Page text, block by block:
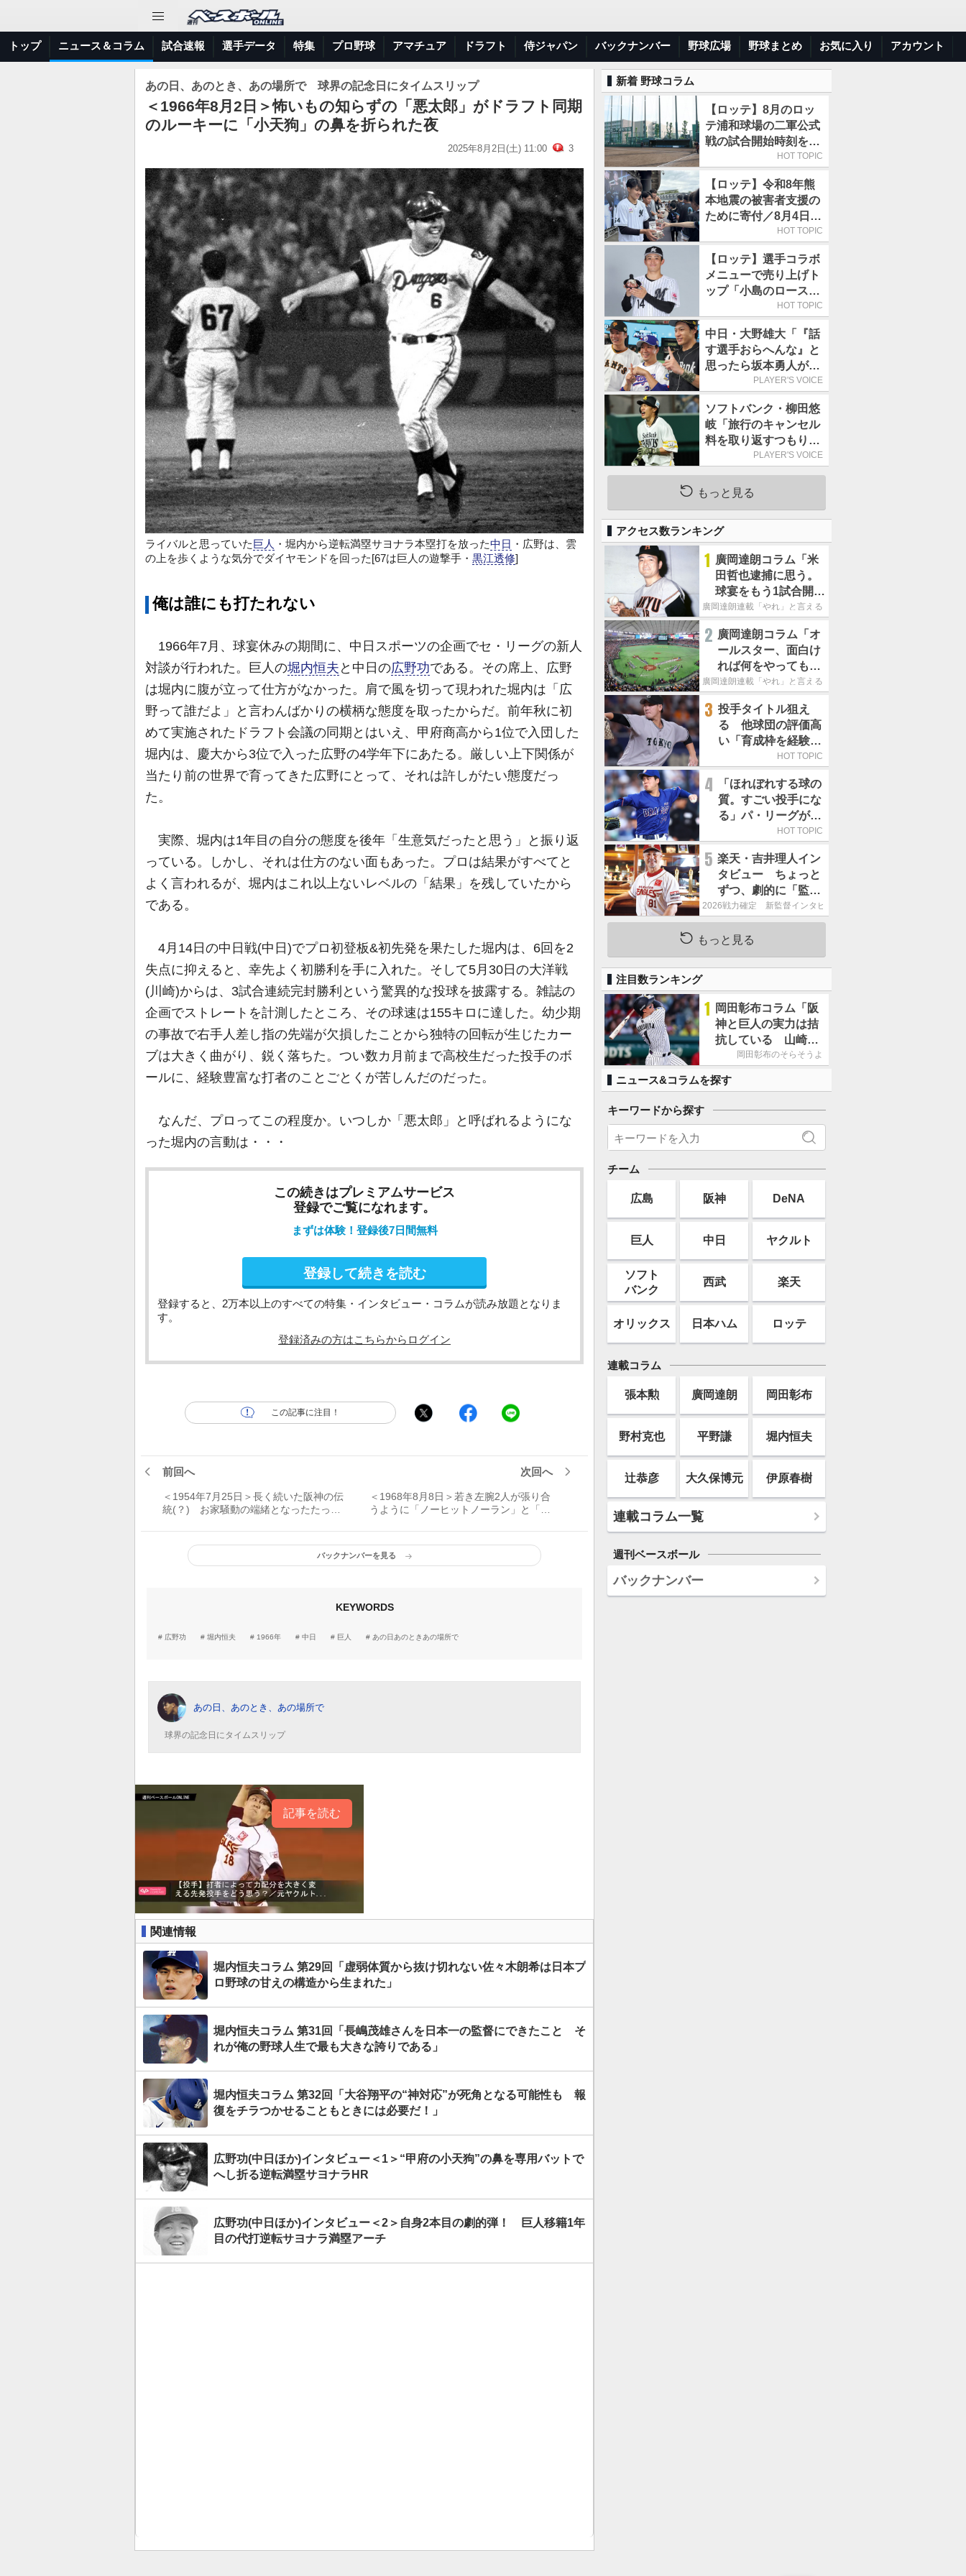
トップ ニュース＆コラム 試合速報 選手データ 特集 プロ野球 アマチュア ドラフト 侍ジャパン バックナンバー 野球広場 野球まとめ お気に入り アカウント
あの日、あのとき、あの場所で 球界の記念日にタイムスリップ
＜1966年8月2日＞怖いもの知らずの「悪太郎」がドラフト同期
のルーキーに「小天狗」の鼻を折られた夜
2025年8月2日(土) 11:00 3
ライバルと思っていた 巨人 ・堀内から逆転満塁サヨナラ本塁打を放った中日 ・広野は、雲
の上を歩くような気分でダイヤモンドを回った[67は巨人の遊撃手・ 黒江透修]
俺は誰にも打たれない
1966年7月、球宴休みの期間に、中日スポーツの企画でセ・リーグの新人
対談が行われた。巨人の堀内恒夫 と中日の広野功である。その席上、広野
は堀内に腹が立って仕方がなかった。肩で風を切って現われた堀内は「広
野って誰だよ」と言わんばかりの横柄な態度を取ったからだ。前年秋に初
めて実施されたドラフト会議の同期とはいえ、甲府商高から1位で入団した
堀内は、慶大から3位で入った広野の4学年下にあたる。厳しい上下関係が
当たり前の世界で育ってきた広野にとって、それは許しがたい態度だっ
た。
実際、堀内は1年目の自分の態度を後年「生意気だったと思う」と振り返
っている。しかし、それは仕方のない面もあった。プロは結果がすべてと
よく言われるが、堀内はこれ以上ないレベルの「結果」を残していたから
である。
4月14日の中日戦(中日)でプロ初登板&初先発を果たした堀内は、6回を2
失点に抑えると、幸先よく初勝利を手に入れた。そして5月30日の大洋戦
(川崎)からは、3試合連続完封勝利という驚異的な投球を披露する。雑誌の
企画でストレートを計測したところ、その球速は155キロに達した。幼少期
の事故で右手人差し指の先端が欠損したことから独特の回転が生じたカー
ブは大きく曲がり、鋭く落ちた。つい数カ月前まで高校生だった投手のボ
ールに、経験豊富な打者のことごとくが苦しんだのだった。
なんだ、プロってこの程度か。いつしか「悪太郎」と呼ばれるようにな
った堀内の言動は・・・
この続きはプレミアムサービス
登録でご覧になれます。
まずは体験！登録後7日間無料
登録して続きを読む
登録すると、2万本以上のすべての特集・インタビュー・コラムが読み放題となりま
す。
登録済みの方はこちらからログイン
この記事に注目！
前回へ
＜1954年7月25日＞長く続いた阪神の伝
統(？) お家騒動の端緒となったたった
次回へ
＜1968年8月8日＞若き左腕2人が張り合
うように「ノーヒットノーラン」と「16
バックナンバーを見る
KEYWORDS
広野功 堀内恒夫 1966年 中日 巨人 あの日あのときあの場所で
あの日、あのとき、あの場所で
球界の記念日にタイムスリップ
記事を読む
関連情報
堀内恒夫コラム 第29回「虚弱体質から抜け切れない佐々木朗希は日本プ
ロ野球の甘えの構造から生まれた」
堀内恒夫コラム 第31回「長嶋茂雄さんを日本一の監督にできたこと そ
れが俺の野球人生で最も大きな誇りである」
堀内恒夫コラム 第32回「大谷翔平の“神対応”が死角となる可能性も 報
復をチラつかせることもときには必要だ！」
広野功(中日ほか)インタビュー＜1＞“甲府の小天狗”の鼻を専用バットで
へし折る逆転満塁サヨナラHR
広野功(中日ほか)インタビュー＜2＞自身2本目の劇的弾！ 巨人移籍1年
目の代打逆転サヨナラ満塁アーチ
新着 野球コラム
【ロッテ】8月のロッ
テ浦和球場の二軍公式
戦の試合開始時刻を午
前10時30分に変更HOT TOPIC
【ロッテ】令和8年熊
本地震の被害者支援の
ために寄付／8月4日に
は選手たちが募金箱を
HOT TOPIC
【ロッテ】選手コラボ
メニューで売り上げト
ップ「小島のロースト
ビーフ丼」が4年連続
HOT TOPIC
中日・大野雄大「『話
す選手おらへんな』と
思ったら坂本勇人が来
た！」／オールスター
PLAYER'S VOICE
ソフトバンク・柳田悠
岐「旅行のキャンセル
料を取り返すつもりで
出場しました(笑)」／
PLAYER'S VOICE
もっと見る
アクセス数ランキング
1 廣岡達朗コラム「米
田哲也逮捕に思う。
球宴をもう1試合開催
でOB救済を」
廣岡達朗連載「やれ」と言える信念
2 廣岡達朗コラム「オ
ールスター、面白け
れば何をやってもい
いという発想は大間
廣岡達朗連載「やれ」と言える信念
3 投手タイトル狙え
る 他球団の評価高
い「育成枠を経験し
た巨人の左腕」は
HOT TOPIC
4
「ほれぼれする球の
質。すごい投手にな
る」パ・リーグが驚
いた「中日の左腕」
HOT TOPIC
5 楽天・吉井理人イン
タビュー ちょっと
ずつ、劇的に「監督
が代わると何もかも
が変わるというの
は、チームにとって
す」
2026戦力確定 新監督インタビュー
もっと見る
注目数ランキング
1
岡田彰布コラム「阪
神と巨人の実力は拮
抗している 山崎、
小笠原の存在は大き
岡田彰布のそらそうよ
ニュース&コラムを探す
キーワードから探す
チーム
広島 阪神 DeNA
巨人 中日 ヤクルト
ソフト
バンク
西武 楽天
オリックス 日本ハム ロッテ
連載コラム
張本勲 廣岡達朗 岡田彰布
野村克也 平野謙 堀内恒夫
辻恭彦 大久保博元 伊原春樹
連載コラム一覧
週刊ベースボール
バックナンバー